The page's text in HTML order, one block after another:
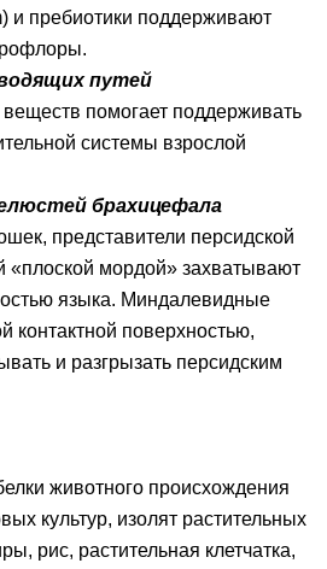
и пребиотики поддерживают
путей
помогает поддерживать
системы взрослой
брахицефала
представители персидской
«плоской мордой» захватывают
языка. Миндалевидные
контактной поверхностью,
и разгрызать персидским
животного происхождения
культур, изолят растительных
рис, растительная клетчатка,